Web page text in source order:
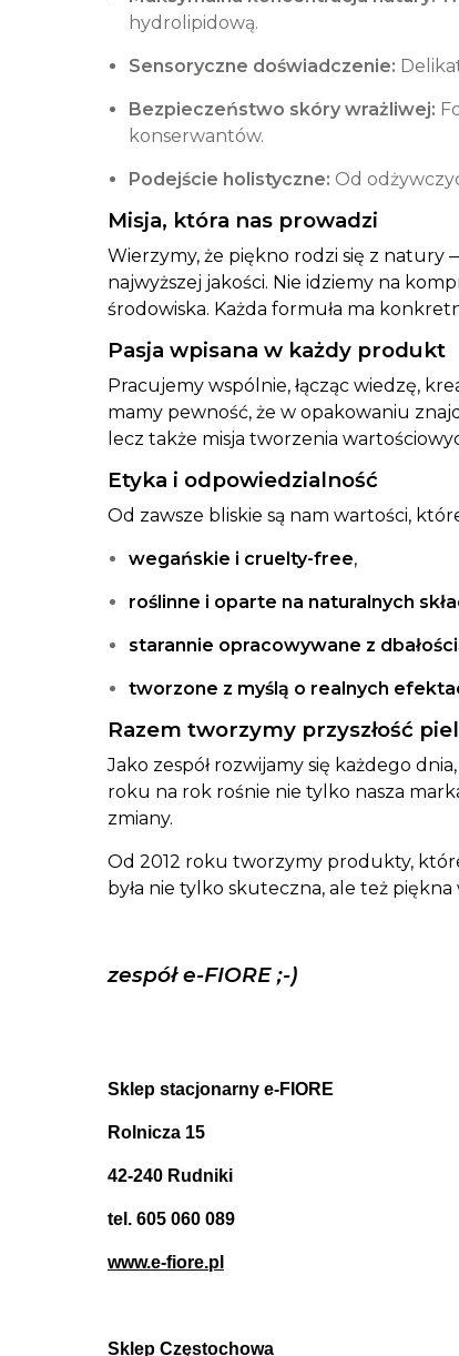
hydrolipidową.
Sensoryczne doświadczenie:
Bezpieczeństwo skóry wrażliwej:
konserwantów.
Podejście holistyczne: Od
Misja, która nas prowadzi
Wierzymy, że piękno rodzi się z natury
najwyższej jakości. Nie idziemy na
środowiska. Każda formuła ma
Pasja wpisana w każdy produkt
Pracujemy wspólnie, łącząc wiedzę,
mamy pewność, że w opakowaniu
lecz także misja tworzenia
Etyka i odpowiedzialność
Od zawsze bliskie są nam wartości,
wegańskie i cruelty-free,
roślinne i oparte na naturalnych
starannie opracowywane z
tworzone z myślą o realnych
Razem tworzymy przyszłość
Jako zespół rozwijamy się każdego
roku na rok rośnie nie tylko nasza
zmiany.
Od 2012 roku tworzymy produkty,
była nie tylko skuteczna, ale też
zespół e-FIORE ;-)
Sklep stacjonarny e-FIORE
Rolnicza 15
42-240 Rudniki
tel. 605 060 089
www.e-fiore.pl
Sklep Częstochowa